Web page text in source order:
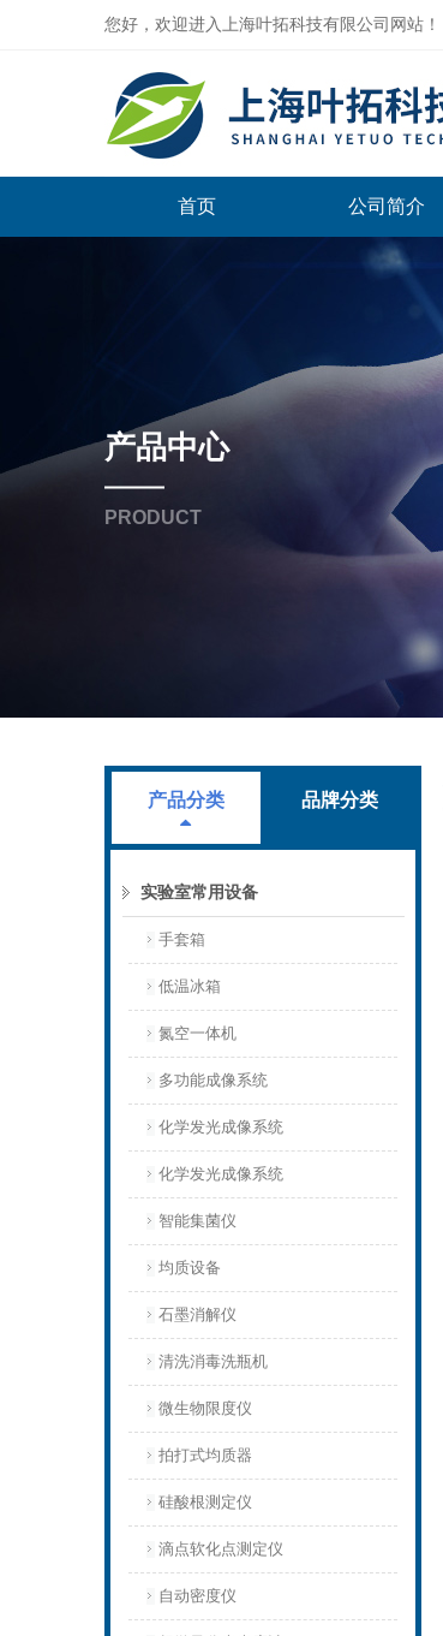
您好，欢迎进入上海叶拓科技有限公司网站！
首页 公司简介
产品中心
PRODUCT
产品分类 品牌分类
实验室常用设备
手套箱
低温冰箱
氮空一体机
多功能成像系统
化学发光成像系统
化学发光成像系统
智能集菌仪
均质设备‌
石墨消解仪
清洗消毒洗瓶机
微生物限度仪
拍打式均质器
硅酸根测定仪
滴点软化点测定仪
自动密度仪